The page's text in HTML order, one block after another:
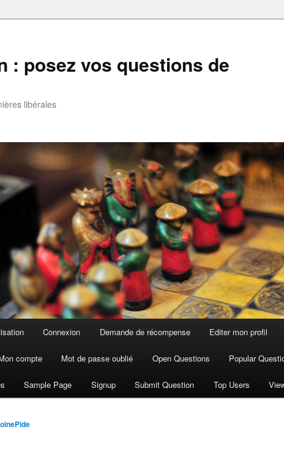
: posez vos questions de
libérales
Connexion Demande de récompense Editer mon profil
compte Mot de passe oublié Open Questions Popular
Sample Page Signup Submit Question Top Users